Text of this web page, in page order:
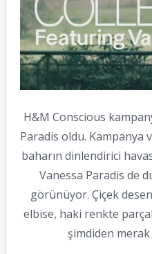
H&M Conscious
Paradis oldu. Kampanya
baharın dinlendirici
Vanessa Paradis de
görünüyor. Çiçek
elbise, haki renkte
şimdiden merak